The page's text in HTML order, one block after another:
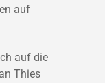
auf
auf die
Thies